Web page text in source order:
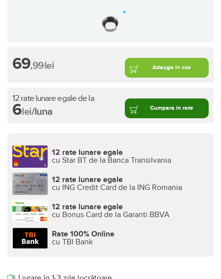
69,99lei Adauga in cos
12 rate lunare egale de la
6lei/luna Cumpara in rate
12 rate lunare egale
cu Star BT de la Banca Transilvania
12 rate lunare egale
cu ING Credit Card de la ING Romania
12 rate lunare egale
cu Bonus Card de la Garanti BBVA
Rate 100% Online
cu TBI Bank